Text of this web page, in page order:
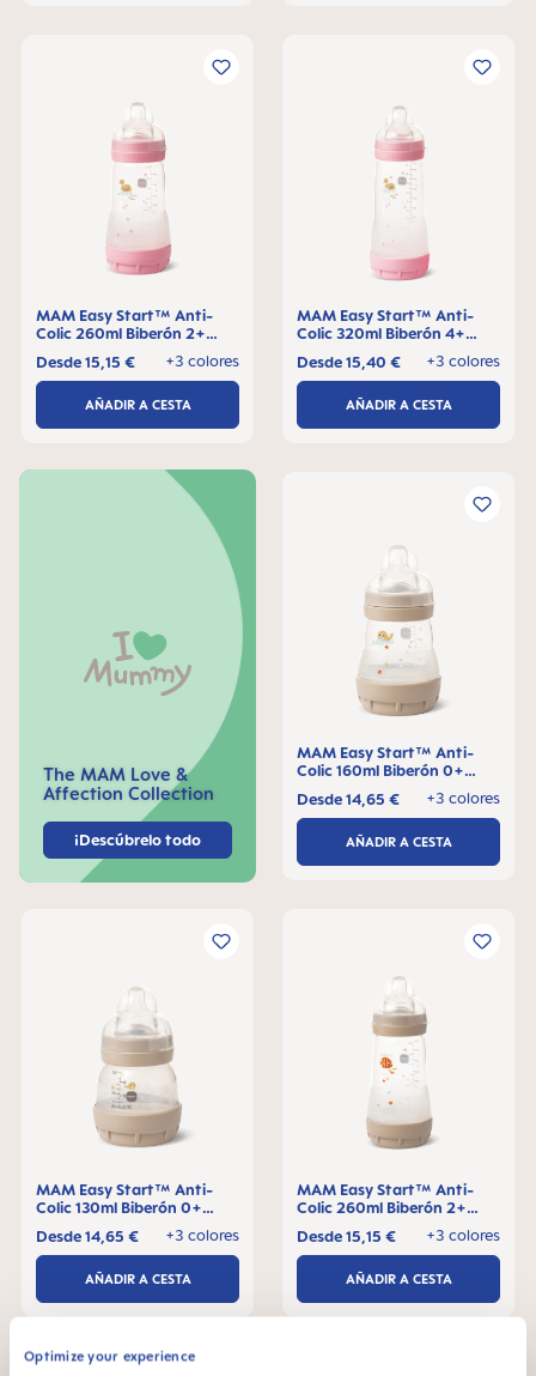
Optimize your experience
The MAM Love &
Affection Collection
¡Descúbrelo todo
MAM Easy Start™ Anti-
Colic 260ml Biberón 2+
+3 colores
Desde15,15 €
AÑADIR A CESTA
MAM Easy Start™ Anti-
Colic 320ml Biberón 4+
+3 colores
Desde15,40 €
AÑADIR A CESTA
MAM Easy Start™ Anti-
Colic 160ml Biberón 0+
+3 colores
Desde14,65 €
AÑADIR A CESTA
MAM Easy Start™ Anti-
Colic 130ml Biberón 0+
+3 colores
Desde14,65 €
AÑADIR A CESTA
MAM Easy Start™ Anti-
Colic 260ml Biberón 2+
+3 colores
Desde15,15 €
AÑADIR A CESTA